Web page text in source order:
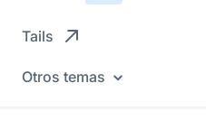
Tails
Otros temas